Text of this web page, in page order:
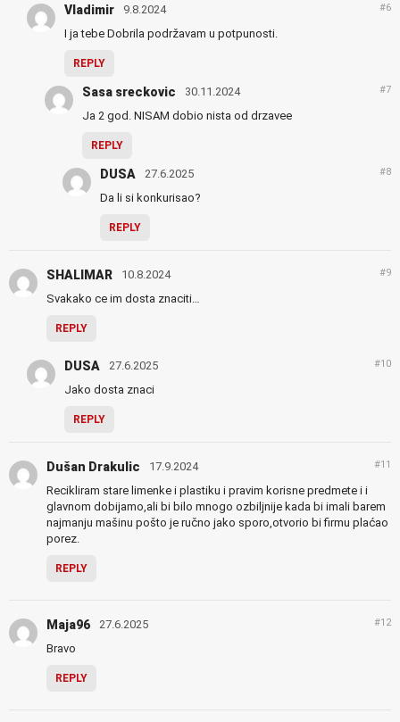
Vladimir 9.8.2024 #6
I ja tebe Dobrila podržavam u potpunosti.
REPLY
Sasa sreckovic 30.11.2024 #7
Ja 2 god. NISAM dobio nista od drzavee
REPLY
DUSA 27.6.2025 #8
Da li si konkurisao?
REPLY
SHALIMAR 10.8.2024 #9
Svakako ce im dosta znaciti…
REPLY
DUSA 27.6.2025 #10
Jako dosta znaci
REPLY
Dušan Drakulic 17.9.2024 #11
Recikliram stare limenke i plastiku i pravim korisne predmete i i
glavnom dobijamo,ali bi bilo mnogo ozbiljnije kada bi imali barem
najmanju mašinu pošto je ručno jako sporo,otvorio bi firmu plaćao
porez.
REPLY
Maja96 27.6.2025 #12
Bravo
REPLY